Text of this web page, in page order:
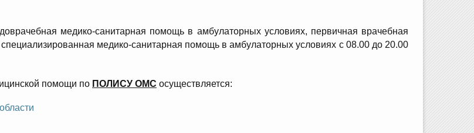
медико-санитарная помощь в амбулаторных условиях, первичная врачебная
медико-санитарная помощь в амбулаторных условиях с 08.00 до 20.00
помощи по ПОЛИСУ ОМС осуществляется: